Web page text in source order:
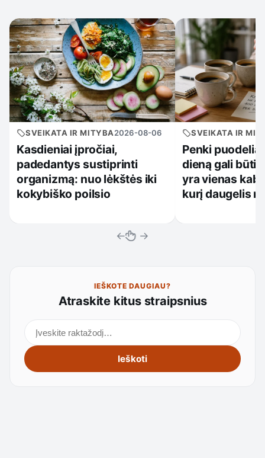
SVEIKATA IR MITYBA2026-08-06
Kasdieniai įpročiai,
padedantys sustiprinti
organizmą: nuo lėkštės iki
kokybiško poilsio
SVEIKATA IR
Penki
dieną gali būti
yra vienas
kurį daugelis
← →
IEŠKOTE DAUGIAU?
Atraskite kitus straipsnius
Ieškoti